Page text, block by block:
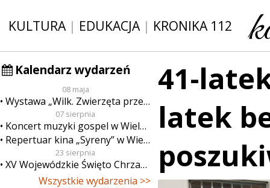
KULTURA| EDUKACJA| KRONIKA 112
Kalendarz wydarzeń
08 maja
Wystawa „Wilk. Zwierzęta przeklęte”
07 sierpnia
Koncert muzyki gospel w Wieluniu
Repertuar kina „Syreny” w Wieluniu w dn. od 7 do 13 sierpnia
23 sierpnia
XV Wojewódzkie Święto Chrzanu
Wszystkie wydarzenia >>
41-
latek